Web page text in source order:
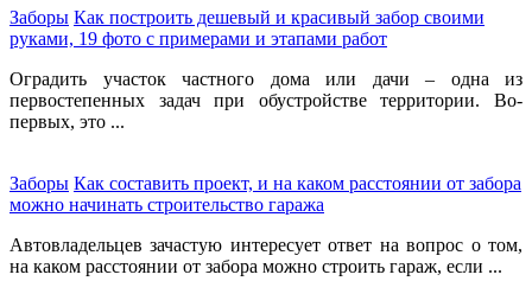
Заборы Как построить дешевый и красивый забор своими
руками, 19 фото с примерами и этапами работ
Оградить участок частного дома или дачи – одна из
первостепенных задач при обустройстве территории. Во-
первых, это ...
Заборы Как составить проект, и на каком расстоянии от забора
можно начинать строительство гаража
Автовладельцев зачастую интересует ответ на вопрос о том,
на каком расстоянии от забора можно строить гараж, если ...